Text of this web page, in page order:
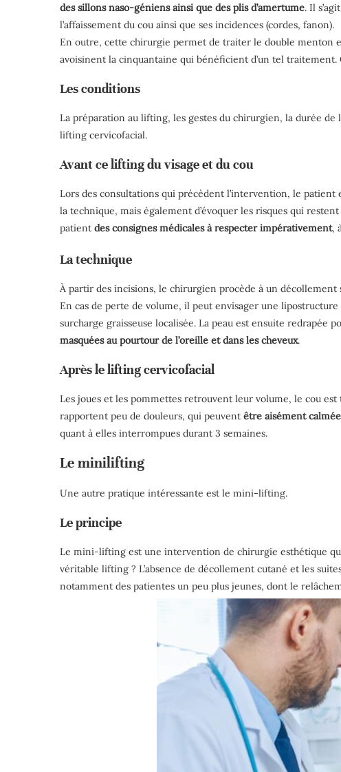
des sillons naso-géniens ainsi que des plis d’amertume. Il
l’affaissement du cou ainsi que ses incidences (cordes, fanon).
En outre, cette chirurgie permet de traiter le double menton
avoisinent la cinquantaine qui bénéficient d’un tel traitement.
Les conditions
La préparation au lifting, les gestes du chirurgien, la durée
lifting cervicofacial.
Avant ce lifting du visage et du cou
Lors des consultations qui précèdent l’intervention, le patient
la technique, mais également d’évoquer les risques qui
patient des consignes médicales à respecter impérativement,
La technique
À partir des incisions, le chirurgien procède à un décollement
En cas de perte de volume, il peut envisager une
surcharge graisseuse localisée. La peau est ensuite redrapée
masquées au pourtour de l’oreille et dans les cheveux.
Après le lifting cervicofacial
Les joues et les pommettes retrouvent leur volume, le cou est
rapportent peu de douleurs, qui peuvent être aisément
quant à elles interrompues durant 3 semaines.
Le minilifting
Une autre pratique intéressante est le mini-lifting.
Le principe
Le mini-lifting est une intervention de chirurgie esthétique
véritable lifting ? L’absence de décollement cutané et les
notamment des patientes un peu plus jeunes, dont le